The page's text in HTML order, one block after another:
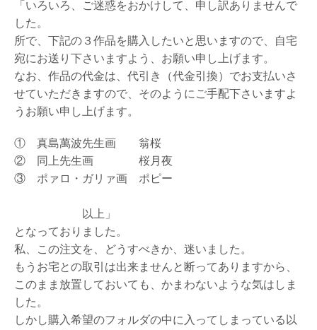
「いろいろ、ご迷惑をおかけして、申し訳ありませんで
した。
所で、下記の３作品を購入したいと思いますので、自宅
宛にお送り下さいますよう、お願い申し上げます。
なお、作品の代金は、代引き（代金引換）でお支払いさ
せていただきますので、そのようにご手配下さいますよ
うお願い申し上げます。
① 真島萬波先生画 翁桜
② 同上先生画 桜月夜
③ ポァロ・ガリァ画 ポピー
以上」
となっておりました。
私、この注文を、どうすべきか、迷いました。
もうお宅との取引は出来ませんと断ってありますから、
このまま放置しておいても、かまわないような気はしま
した。
しかし購入希望のフォルダの中に入ってしまっている以